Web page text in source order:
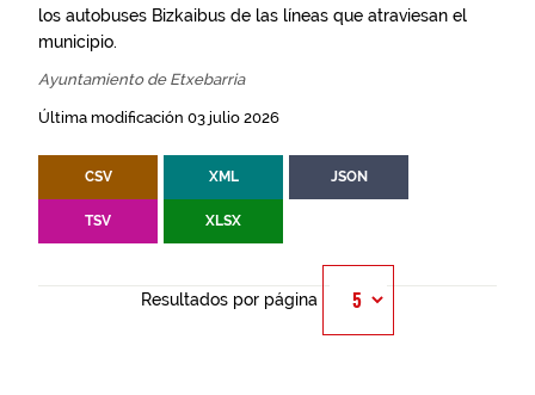
los autobuses Bizkaibus de las líneas que atraviesan el
municipio.
Ayuntamiento de Etxebarria
Última modificación 03 julio 2026
CSV XML JSON
TSV XLSX
Resultados por página